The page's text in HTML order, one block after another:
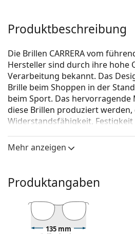
Produktbeschreibung
Die Brillen CARRERA vom
Hersteller sind durch ihre hohe
Verarbeitung bekannt. Das
Brille beim Shoppen in der
beim Sport. Das hervorragende
diese Brillen produziert
Widerstandsfähig­keit,
Carrera 8847 PJP 18 54
von Lentiamo an, wie Sie in
Die blaue Farbe der
kühlen Hauttönen und
Mehr anzeigen
Produktangaben
135 mm